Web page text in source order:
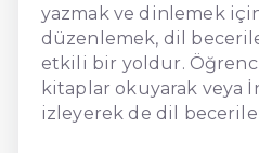
yazmak ve dinlemek
düzenlemek, dil
etkili bir yoldur.
kitaplar okuyarak veya
izleyerek de dil